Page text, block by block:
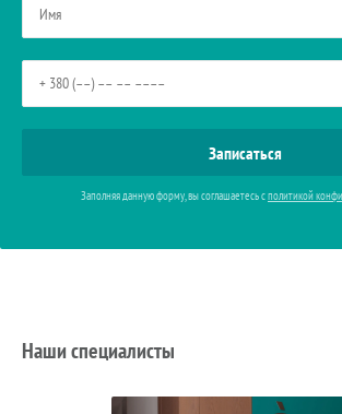
Заполняя данную форму, вы соглашаетесь сполитикой
Наши специалисты